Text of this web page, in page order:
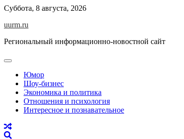
Skip
content
Суббота, 8 августа, 2026
uurm.ru
Региональный информационно-новостной сайт
Юмор
Шоу-бизнес
Экономика и политика
Отношения и психология
Интересное и познавательное